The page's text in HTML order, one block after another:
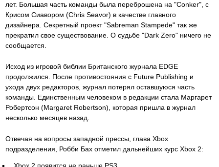
лет. Большая часть команды была переброшена на "Conker", с
Крисом Сиавором (Chris Seavor) в качестве главного
дизайнера. Секретный проект "Sabreman Stampede" так же
прекратил свое существование. О судьбе "Dark Zero" ничего не
сообщается.
Исход из игровой библии Британского журнала EDGE
продолжился. После противостояния с Future Publishing и
ухода двух редакторов, журнал потерял оставшуюся часть
команды. Единственным человеком в редакции стала Маргарет
Робертсон (Margaret Robertson), которая пришла в журнал
несколько месяцев назад.
Отвечая на вопросы западной прессы, глава Xbox
подразделения, Робби Бах отметил дальнейших курс Xbox 2:
Xbox 2 появится не раньше PS3.